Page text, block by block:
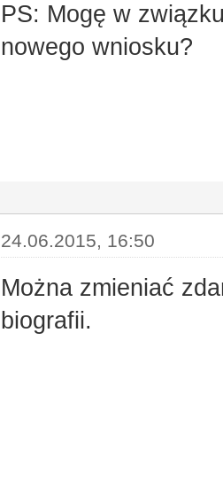
PS: Mogę w
nowego wniosku?
24.06.2015, 16:50
Można zmieniać
biografii.